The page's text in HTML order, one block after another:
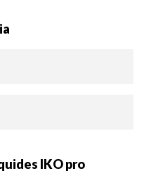
IKO pro